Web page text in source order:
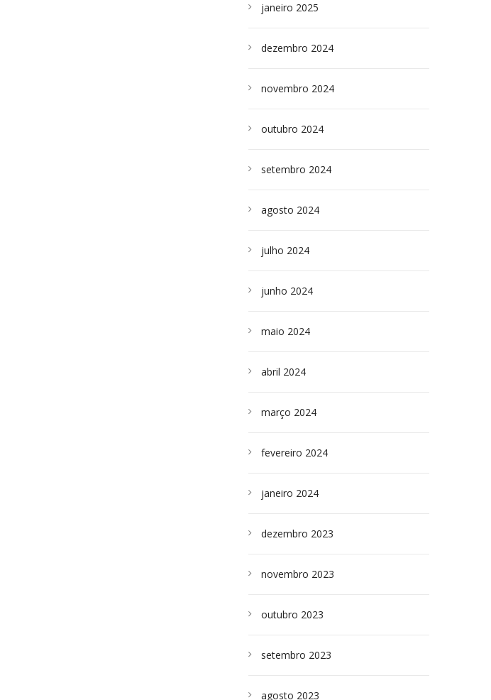
janeiro 2025
dezembro 2024
novembro 2024
outubro 2024
setembro 2024
agosto 2024
julho 2024
junho 2024
maio 2024
abril 2024
março 2024
fevereiro 2024
janeiro 2024
dezembro 2023
novembro 2023
outubro 2023
setembro 2023
agosto 2023